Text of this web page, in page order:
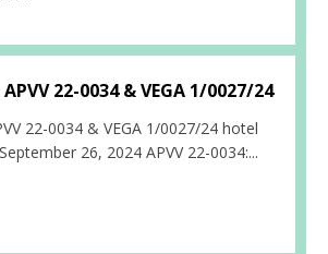
22-0034 & VEGA 1/0027/24
22-0034 & VEGA 1/0027/24 hotel
26, 2024 APVV 22-0034:...